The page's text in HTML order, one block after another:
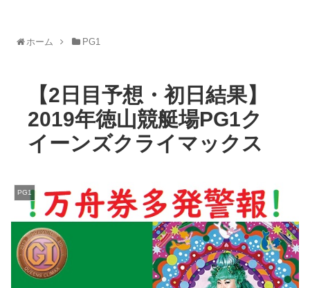
ホーム PG1
【2日目予想・初日結果】
2019年徳山競艇場PG1ク
イーンズクライマックス
PG1